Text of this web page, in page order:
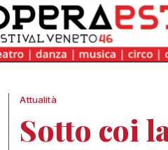
Attualità
Sotto coi